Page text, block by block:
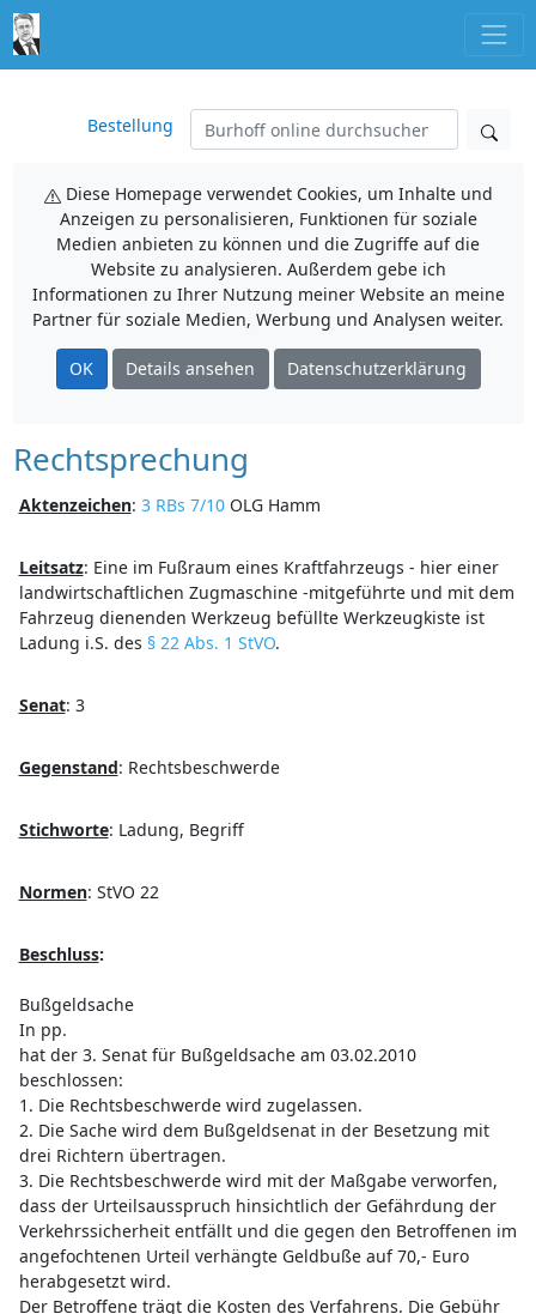
Bestellung
Diese Homepage verwendet Cookies, um Inhalte und
Anzeigen zu personalisieren, Funktionen für soziale
Medien anbieten zu können und die Zugriffe auf die
Website zu analysieren. Außerdem gebe ich
Informationen zu Ihrer Nutzung meiner Website an meine
Partner für soziale Medien, Werbung und Analysen weiter.
OK Details ansehen Datenschutzerklärung
Rechtsprechung
Aktenzeichen: 3 RBs 7/10OLG Hamm
Leitsatz: Eine im Fußraum eines Kraftfahrzeugs - hier einer
landwirtschaftlichen Zugmaschine -mitgeführte und mit dem
Fahrzeug dienenden Werkzeug befüllte Werkzeugkiste ist
Ladung i.S. des § 22 Abs. 1 StVO.
Senat: 3
Gegenstand: Rechtsbeschwerde
Stichworte: Ladung, Begriff
Normen: StVO 22
Beschluss:
Bußgeldsache
In pp.
hat der 3. Senat für Bußgeldsache am 03.02.2010
beschlossen:
1. Die Rechtsbeschwerde wird zugelassen.
2. Die Sache wird dem Bußgeldsenat in der Besetzung mit
drei Richtern übertragen.
3. Die Rechtsbeschwerde wird mit der Maßgabe verworfen,
dass der Urteilsausspruch hinsichtlich der Gefährdung der
Verkehrssicherheit entfällt und die gegen den Betroffenen im
angefochtenen Urteil verhängte Geldbuße auf 70,- Euro
herabgesetzt wird.
Der Betroffene trägt die Kosten des Verfahrens. Die Gebühr